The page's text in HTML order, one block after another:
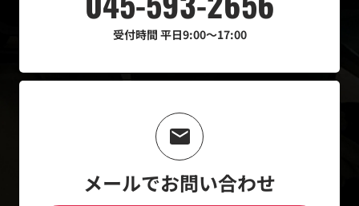
受付時間 平日9:00～17:00
メールでお問い合わせ